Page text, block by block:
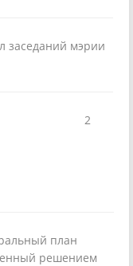
заседаний мэрии
план
реше­нием